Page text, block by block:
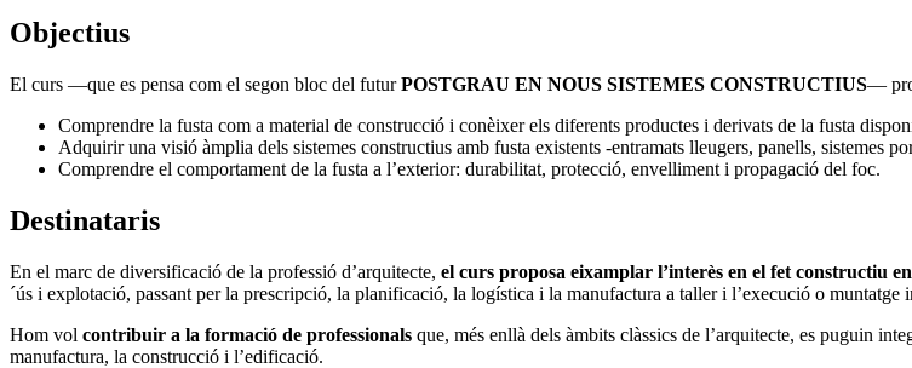
Objectius
El curs —que es pensa com el segon bloc del futurPOSTGRAU EN NOUS SISTEMES CONSTRUCTIUS—
Comprendre la fusta com a material de construcció i conèixer els diferents productes i derivats de la fusta
Adquirir una visió àmplia dels sistemes constructius amb fusta existents -entramats lleugers, panells, sistemes
Comprendre el comportament de la fusta a l’exterior: durabilitat, protecció, envelliment i propagació del foc.
Destinataris
En el marc de diversificació de la professió d’arquitecte, el curs proposa eixamplar l’interès en el fet constructiu
´ús i explotació, passant per la prescripció, la planificació, la logística i la manufactura a taller i l’execució o muntatge
Hom vol contribuir a la formació de professionals que, més enllà dels àmbits clàssics de l’arquitecte, es puguin
manufactura, la construcció i l’edificació.